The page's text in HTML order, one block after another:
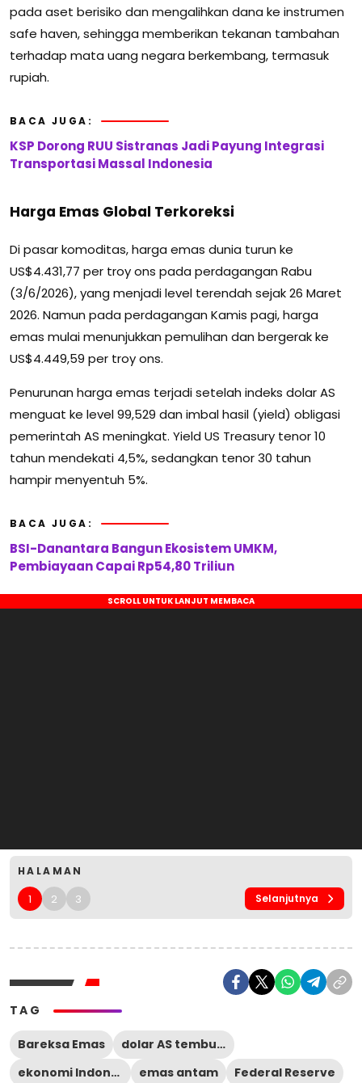
pada aset berisiko dan mengalihkan dana ke instrumen
safe haven, sehingga memberikan tekanan tambahan
terhadap mata uang negara berkembang, termasuk
rupiah.
BACA JUGA:
KSP Dorong RUU Sistranas Jadi Payung Integrasi
Transportasi Massal Indonesia
Harga Emas Global Terkoreksi
Di pasar komoditas, harga emas dunia turun ke
US$4.431,77 per troy ons pada perdagangan Rabu
(3/6/2026), yang menjadi level terendah sejak 26 Maret
2026. Namun pada perdagangan Kamis pagi, harga
emas mulai menunjukkan pemulihan dan bergerak ke
US$4.449,59 per troy ons.
Penurunan harga emas terjadi setelah indeks dolar AS
menguat ke level 99,529 dan imbal hasil (yield) obligasi
pemerintah AS meningkat. Yield US Treasury tenor 10
tahun mendekati 4,5%, sedangkan tenor 30 tahun
hampir menyentuh 5%.
BACA JUGA:
BSI-Danantara Bangun Ekosistem UMKM,
Pembiayaan Capai Rp54,80 Triliun
HALAMAN
1 2 3 Selanjutnya
TAG
Bareksa Emas
dolar AS tembus Rp18000
ekonomi Indonesia
emas antam Federal Reserve